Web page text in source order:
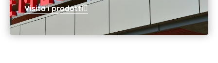
Visita i prodotti